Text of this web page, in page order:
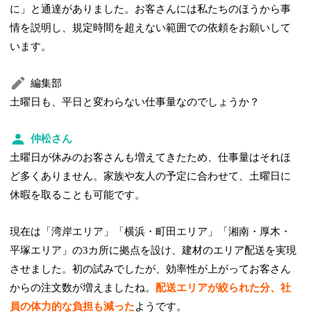
に」と通達がありました。お客さんには私たちのほうから事
情を説明し、規定時間を超えない範囲での依頼をお願いして
います。
編集部
土曜日も、平日と変わらない仕事量なのでしょうか？
仲松さん
土曜日が休みのお客さんも増えてきたため、仕事量はそれほ
ど多くありません。家族や友人の予定に合わせて、土曜日に
休暇を取ることも可能です。
現在は「湾岸エリア」「横浜・町田エリア」「湘南・厚木・
平塚エリア」の3カ所に拠点を設け、建材のエリア配送を実現
させました。初の試みでしたが、効率性が上がってお客さん
からの注文数が増えましたね。 配送エリアが絞られた分、社
員の体力的な負担も減ったようです。